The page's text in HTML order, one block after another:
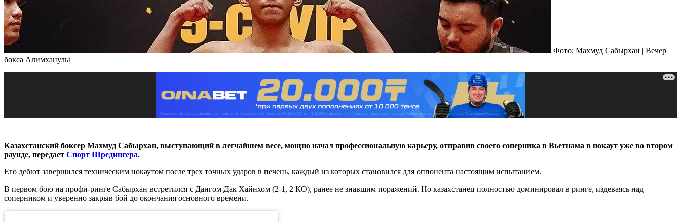
Фото: Махмуд Сабырхан | Вечер
бокса Алимханулы
Казахстанский боксер Махмуд Сабырхан, выступающий в легчайшем весе, мощно начал профессиональную карьеру, отправив своего соперника в Вьетнама в нокаут уже во втором
раунде, передает Спорт Шредингера.
Его дебют завершился техническим нокаутом после трех точных ударов в печень, каждый из которых становился для оппонента настоящим испытанием.
В первом бою на профи-ринге Сабырхан встретился с Дангом Дак Хайнхом (2-1, 2 КО), ранее не знавшим поражений. Но казахстанец полностью доминировал в ринге, издеваясь над
соперником и уверенно закрыв бой до окончания основного времени.